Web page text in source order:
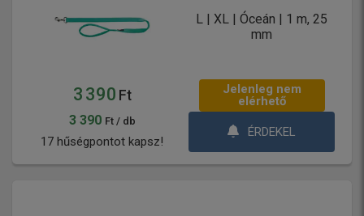
L | XL | Óceán | 1 m, 25
mm
3 390 Ft
3 390 Ft / db
17 hűségpontot kapsz!
Jelenleg nem
elérhető
ÉRDEKEL